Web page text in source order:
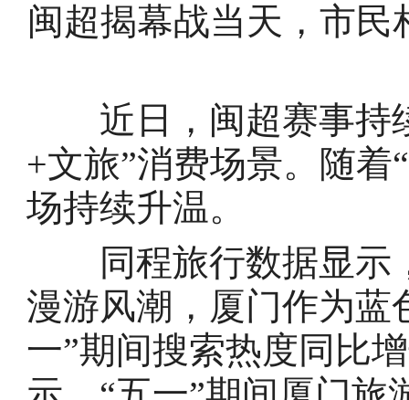
闽超揭幕战当天，市
近日，闽超赛事持
+文旅”消费场景。随
场持续升温。
同程旅行数据显示，
漫游风潮，厦门作为蓝
一”期间搜索热度同比